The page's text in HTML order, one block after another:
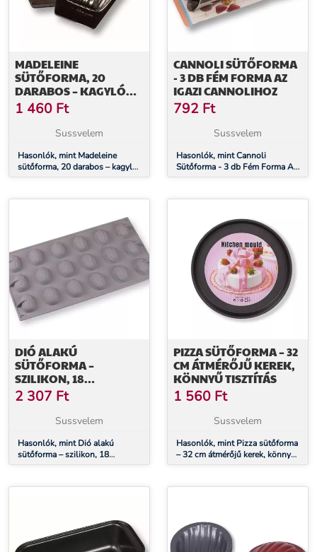
MADELEINE
SÜTŐFORMA, 20
DARABOS – KAGYLÓ
ALAKÚ
SÜTEMÉNYEKHEZ
1 460 Ft
Sussvelem
Hasonlók, mint Madeleine
sütőforma, 20 darabos – kagyló
alakú süteményekhez
CANNOLI SÜTŐFORMA
- 3 DB FÉM FORMA AZ
IGAZI CANNOLIHOZ
792 Ft
Sussvelem
Hasonlók, mint Cannoli
Sütőforma - 3 db Fém Forma Az
Igazi Cannolihoz
DIÓ ALAKÚ
SÜTŐFORMA –
SZILIKON, 18
DARABOS, HÁZI
FINOMSÁGOKHOZ
2 307 Ft
Sussvelem
Hasonlók, mint Dió alakú
sütőforma – szilikon, 18
darabos, házi finomságokhoz
PIZZA SÜTŐFORMA – 32
CM ÁTMÉRŐJŰ KEREK,
KÖNNYŰ TISZTÍTÁS
1 560 Ft
Sussvelem
Hasonlók, mint Pizza sütőforma
– 32 cm átmérőjű kerek, könnyű
tisztítás